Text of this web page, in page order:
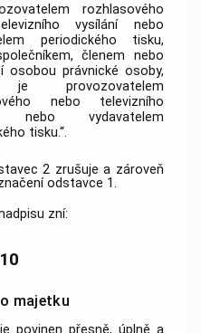
rozhlasového
vysílání nebo
periodického tisku,
členem nebo
osobou právnické osoby,
provozovatelem
nebo televizního
nebo vydavatelem
tisku.“.
2 zrušuje a zároveň
odstavce 1.
zní:
majetku